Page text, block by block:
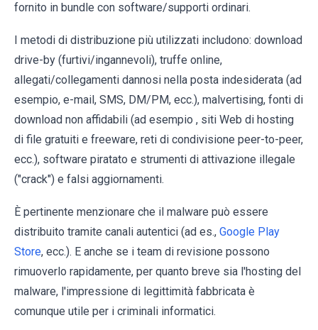
fornito in bundle con software/supporti ordinari.
I metodi di distribuzione più utilizzati includono: download
drive-by (furtivi/ingannevoli), truffe online,
allegati/collegamenti dannosi nella posta indesiderata (ad
esempio, e-mail, SMS, DM/PM, ecc.), malvertising, fonti di
download non affidabili (ad esempio , siti Web di hosting
di file gratuiti e freeware, reti di condivisione peer-to-peer,
ecc.), software piratato e strumenti di attivazione illegale
("crack") e falsi aggiornamenti.
È pertinente menzionare che il malware può essere
distribuito tramite canali autentici (ad es., Google Play
Store, ecc.). E anche se i team di revisione possono
rimuoverlo rapidamente, per quanto breve sia l'hosting del
malware, l'impressione di legittimità fabbricata è
comunque utile per i criminali informatici.